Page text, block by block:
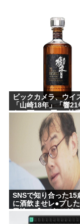
ビックカメラ、ウイ
「山崎18年」「響21
を”6万7100円”で抽
SNSで知り合った15
に酒飲ませレ●プし
男性、『ハゲかどう
意見が真っ二つに分